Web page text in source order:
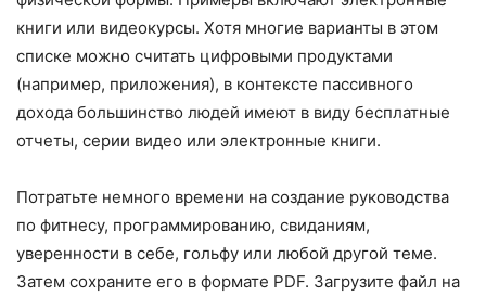
книги или видеокурсы. Хотя многие варианты в этом
списке можно считать цифровыми продуктами
(например, приложения), в контексте пассивного
дохода большинство людей имеют в виду бесплатные
отчеты, серии видео или электронные книги.
Потратьте немного времени на создание руководства
по фитнесу, программированию, свиданиям,
уверенности в себе, гольфу или любой другой теме.
Затем сохраните его в формате PDF. Загрузите файл на